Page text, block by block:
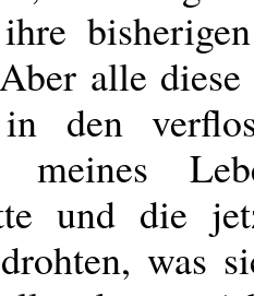
alle
den
meines
und die
was